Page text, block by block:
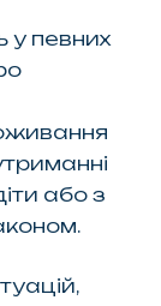
у певних
або з